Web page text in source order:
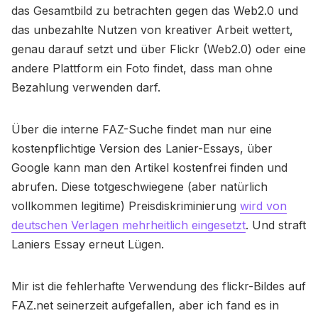
das Gesamtbild zu betrachten gegen das Web2.0 und
das unbezahlte Nutzen von kreativer Arbeit wettert,
genau darauf setzt und über Flickr (Web2.0) oder eine
andere Plattform ein Foto findet, dass man ohne
Bezahlung verwenden darf.
Über die interne FAZ-Suche findet man nur eine
kostenpflichtige Version des Lanier-Essays, über
Google kann man den Artikel kostenfrei finden und
abrufen. Diese totgeschwiegene (aber natürlich
vollkommen legitime) Preisdiskriminierung wird von
deutschen Verlagen mehrheitlich eingesetzt. Und straft
Laniers Essay erneut Lügen.
Mir ist die fehlerhafte Verwendung des flickr-Bildes auf
FAZ.net seinerzeit aufgefallen, aber ich fand es in